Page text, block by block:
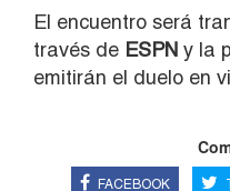
El encuentro será
través de ESPN y la
emitirán el duelo en
FACEBOOK